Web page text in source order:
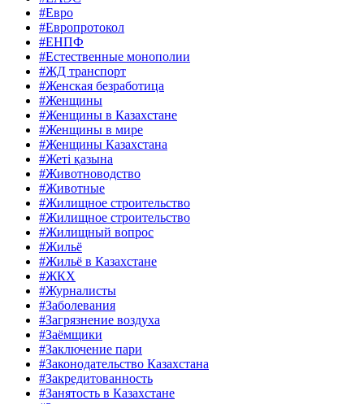
#Евро
#Европротокол
#ЕНПФ
#Естественные монополии
#ЖД транспорт
#Женская безработица
#Женщины
#Женщины в Казахстане
#Женщины в мире
#Женщины Казахстана
#Жеті қазына
#Животноводство
#Животные
#Жилищное строительство
#Жилищное строительство
#Жилищный вопрос
#Жильё
#Жильё в Казахстане
#ЖКХ
#Журналисты
#Заболевания
#Загрязнение воздуха
#Заёмщики
#Заключение пари
#Законодательство Казахстана
#Закредитованность
#Занятость в Казахстане